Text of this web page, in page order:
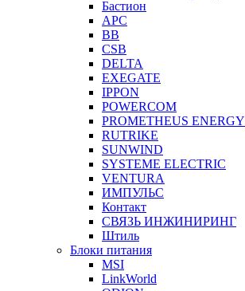
Бастион
APC
BB
CSB
DELTA
EXEGATE
IPPON
POWERCOM
PROMETHEUS ENERGY
RUTRIKE
SUNWIND
SYSTEME ELECTRIC
VENTURA
ИМПУЛЬС
Контакт
СВЯЗЬ ИНЖИНИРИНГ
Штиль
Блоки питания
MSI
LinkWorld